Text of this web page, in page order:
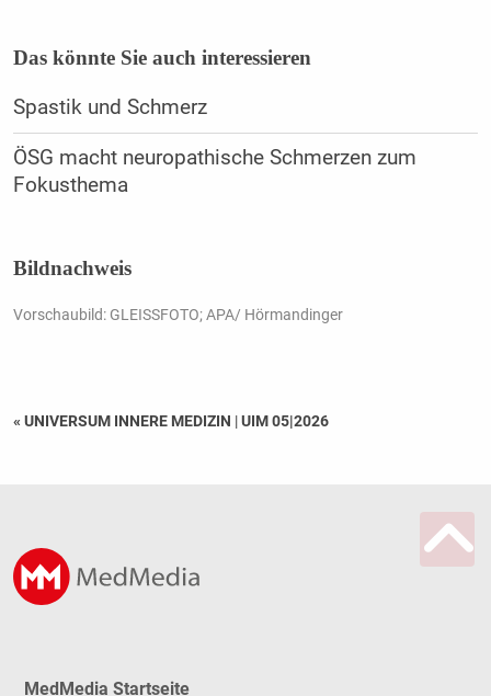
Das könnte Sie auch interessieren
Spastik und Schmerz
ÖSG macht neuropathische Schmerzen zum
Fokusthema
Bildnachweis
Vorschaubild: GLEISSFOTO; APA/ Hörmandinger
« UNIVERSUM INNERE MEDIZIN |UIM 05|2026
MedMedia Startseite